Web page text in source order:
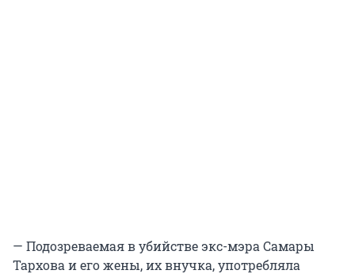
— Подозреваемая в убийстве экс-мэра Самары
Тархова и его жены, их внучка, употребляла